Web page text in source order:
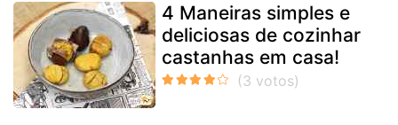
4 Maneiras simples e
deliciosas de cozinhar
castanhas em casa!